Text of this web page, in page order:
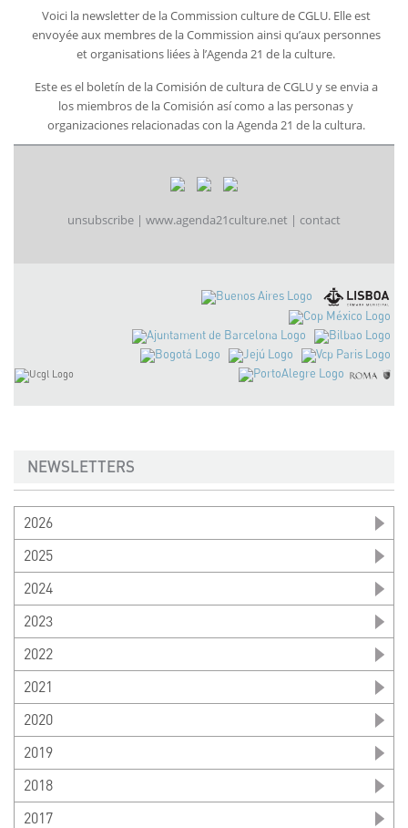
Voici la newsletter de la Commission culture de CGLU. Elle est
envoyée aux membres de la Commission ainsi qu’aux personnes
et organisations liées à l’Agenda 21 de la culture.
Este es el boletín de la Comisión de cultura de CGLU y se envia a
los miembros de la Comisión así como a las personas y
organizaciones relacionadas con la Agenda 21 de la cultura.
unsubscribe | www.agenda21culture.net | contact
NEWSLETTERS
2026
2025
2024
2023
2022
2021
2020
2019
2018
2017